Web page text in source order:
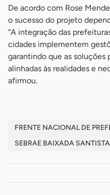
De acordo com Rose
o sucesso do projeto
“A integração das
cidades implementem
garantindo que as soluções
alinhadas às realidades e
afirmou.
FRENTE NACIONAL DE
SEBRAE BAIXADA SANTISTA